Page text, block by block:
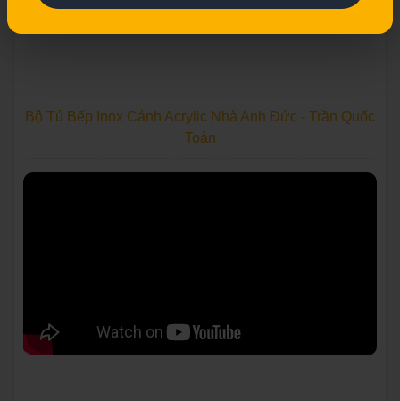
Bộ Tủ Bếp Inox Cánh Acrylic Nhà Anh Đức - Trần Quốc
Toản